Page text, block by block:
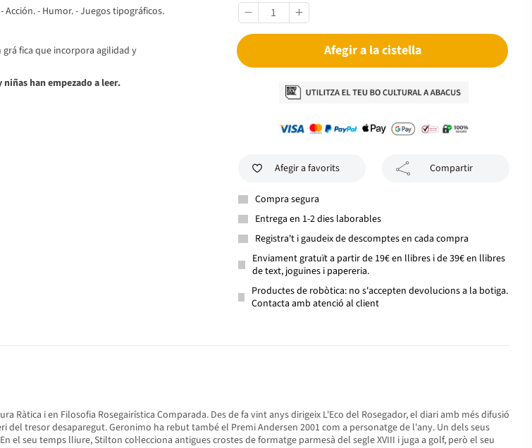
- Acción.- Humor.- Juegos tipográficos.
fica que incorpora agilidad y
han empezado a leer.
Afegir a la cistella
Afegir a favorits Compartir
Compra segura
Entrega en 1-2 dies laborables
Registra't i gaudeix de descomptes en cada compra
Enviament gratuït a partir de 19€ en llibres i de 39€ en llibres
de text, joguines i papereria.
Productes de robòtica: no s'accepten devolucions a la botiga.
Contacta amb atenció al client
Ràtica i en Filosofia Rosegairística Comparada. Des de fa vint anys dirigeix L'Eco del Rosegador, el diari amb més difusió
tresor desaparegut. Geronimo ha rebut també el Premi Andersen 2001 com a personatge de l'any. Un dels seus
seu temps lliure, Stilton col·lecciona antigues crostes de formatge parmesà del segle XVIII i juga a golf, però el seu